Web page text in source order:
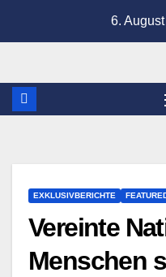
6.
EXKLUSIVBERICHTE
Vereinte
Menschen